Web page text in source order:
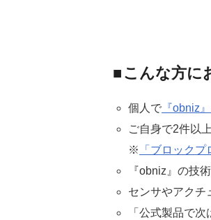
■ こんな方に
個人で 『obniz
ご自身で2件以
※
「ブロックプ
『obniz』の技
センサやアクチ
「公式製品で